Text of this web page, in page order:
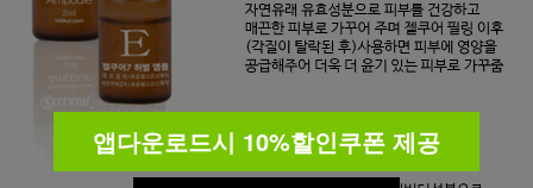
앱다운로드시 10%할인쿠폰 제공